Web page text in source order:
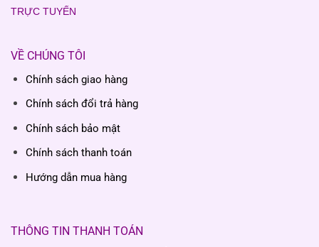
TRỰC TUYẾN
VỀ CHÚNG TÔI
Chính sách giao hàng
Chính sách đổi trả hàng
Chính sách bảo mật
Chính sách thanh toán
Hướng dẫn mua hàng
THÔNG TIN THANH TOÁN